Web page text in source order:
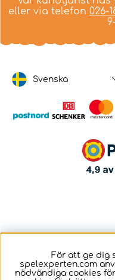
eller via telefon 026-
Svenska
För att ge dig
spelexperten.com
nödvändiga cookies